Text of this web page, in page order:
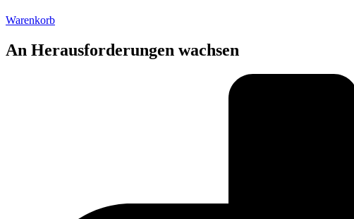
Warenkorb
An Herausforderungen wachsen